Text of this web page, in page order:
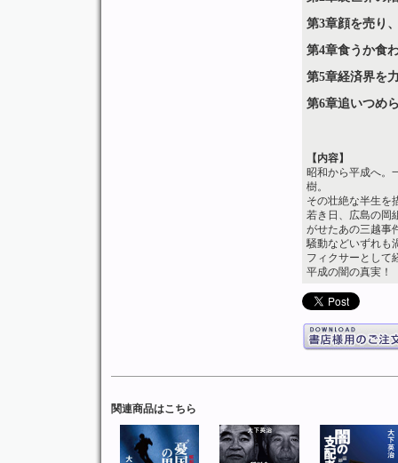
第3章顔を売り
第4章食うか食
第5章経済界を
第6章追いつめ
【内容】
昭和から平成へ。
樹。
その壮絶な半生を
若き日、広島の岡
がせたあの三越事
騒動などいずれも
フィクサーとして
平成の闇の真実！
関連商品はこちら